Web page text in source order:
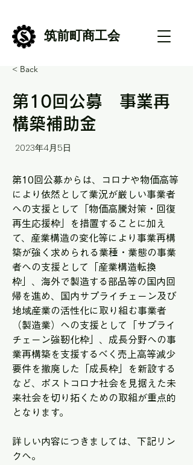
筑前町商工会
< Back
第10回公募 事業再
構築補助金
2023年4月5日
第10回公募からは、コロナや物価高等
により依然として業況が厳しい事業者
への支援として「物価高騰対策・回復
再生応援枠」を措置することに加え
て、産業構造の変化等により事業再構
築が強く求められる業種・業態の事業
者への支援として「産業構造転換
枠」、海外で製造する部品等の国内回
帰を進め、国内サプライチェーン及び
地域産業の活性化に取り組む事業者
（製造業）への支援として「サプライ
チェーン強靭化枠」、成長分野への事
業再構築を支援するべく売上高等減少
要件を撤廃した「成長枠」を新設する
など、ポストコロナ社会を見据えた未
来社会を切り拓くための取組が重点的
となります。
詳しい内容につきましては、下記リン
クへ。